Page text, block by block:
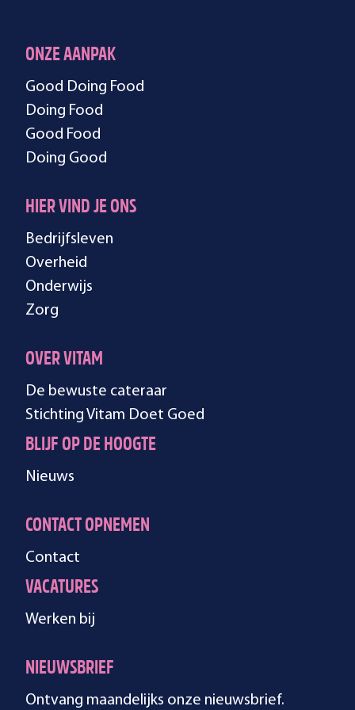
ONZE AANPAK
Good Doing Food
Doing Food
Good Food
Doing Good
HIER VIND JE ONS
Bedrijfsleven
Overheid
Onderwijs
Zorg
OVER VITAM
De bewuste cateraar
Stichting Vitam Doet Goed
BLIJF OP DE HOOGTE
Nieuws
CONTACT OPNEMEN
Contact
VACATURES
Werken bij
NIEUWSBRIEF
Ontvang maandelijks onze nieuwsbrief.